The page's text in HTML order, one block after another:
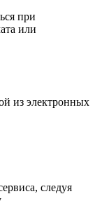
при
или
из электронных
следуя